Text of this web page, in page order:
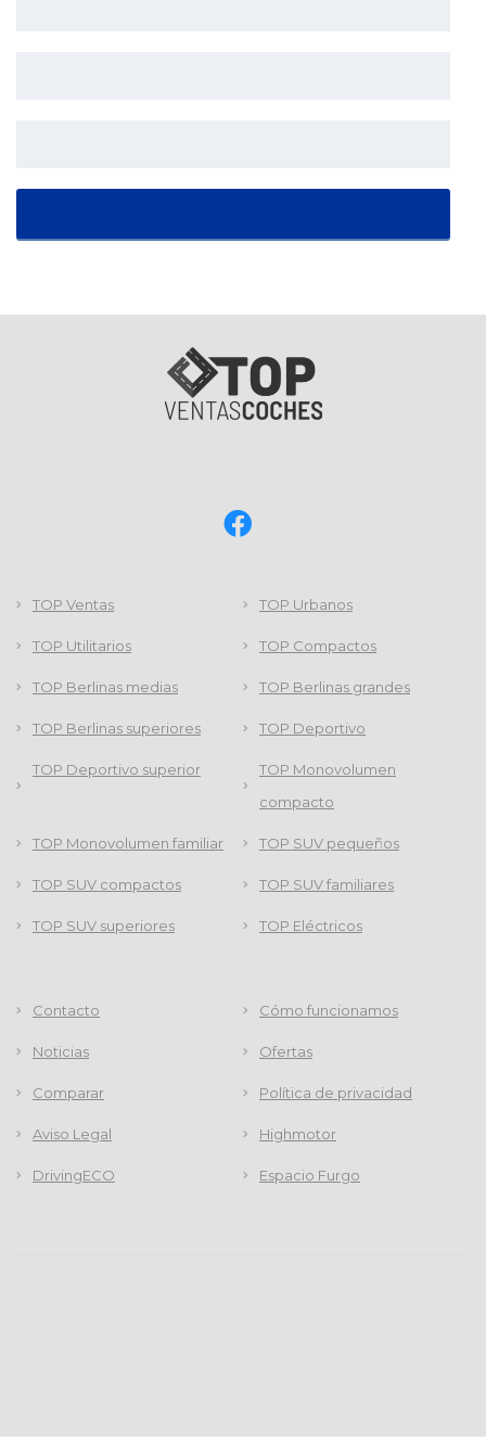
TOP Ventas TOP Urbanos
TOP Utilitarios TOP Compactos
TOP Berlinas medias TOP Berlinas grandes
TOP Berlinas superiores TOP Deportivo
TOP Deportivo superior
TOP Monovolumen
compacto
TOP Monovolumen familiar TOP SUV pequeños
TOP SUV compactos TOP SUV familiares
TOP SUV superiores TOP Eléctricos
Contacto Cómo funcionamos
Noticias Ofertas
Comparar Política de privacidad
Aviso Legal Highmotor
DrivingECO Espacio Furgo